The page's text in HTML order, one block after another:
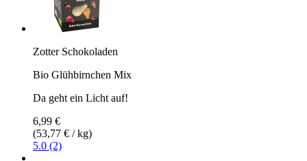
Zotter Schokoladen
Bio Glühbirnchen Mix
Da geht ein Licht auf!
6,99 €
(53,77 € / kg)
5.0 (2)